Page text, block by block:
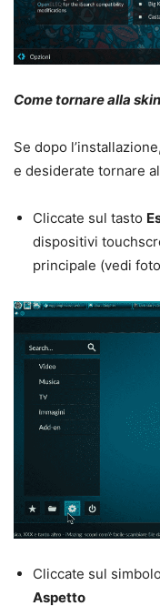
Come tornare alla
Se dopo
e desiderate tornare
Cliccate sul tasto
dispositivi
principale (vedi
Cliccate sul
Aspetto